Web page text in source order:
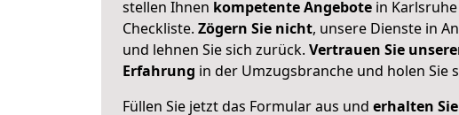
stellen Ihnen kompetente Angebote in
Checkliste. Zögern Sie nicht, unsere Dienste in
und lehnen Sie sich zurück. Vertrauen Sie
Erfahrung in der Umzugsbranche und holen Sie
Füllen Sie jetzt das Formular aus und erhalten